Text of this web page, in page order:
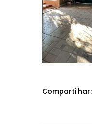
Compartilhar: